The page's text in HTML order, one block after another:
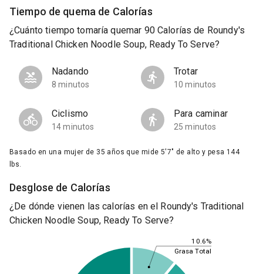
Tiempo de quema de Calorías
¿Cuánto tiempo tomaría quemar 90 Calorías de Roundy's
Traditional Chicken Noodle Soup, Ready To Serve?
Nadando
8 minutos
Trotar
10 minutos
Ciclismo
14 minutos
Para caminar
25 minutos
Basado en una mujer de 35 años que mide 5'7" de alto y pesa 144
lbs.
Desglose de Calorías
¿De dónde vienen las calorías en el Roundy's Traditional
Chicken Noodle Soup, Ready To Serve?
10.6%
Grasa Total